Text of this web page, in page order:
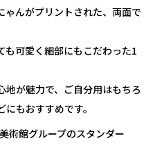
ゃんがプリントされた、両面で
も可愛く細部にもこだわった1
地が魅力で、ご自分用はもちろ
もおすすめです。
術館グループのスタンダー